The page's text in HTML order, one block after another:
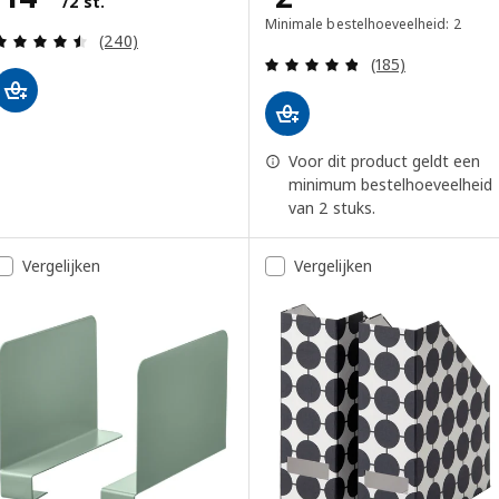
Beoordeling: 4.5 van 5 sterren. Totaal
(240)
Minimale bestelhoeveelheid: 2
Beoordeling:
(185)
Voor dit product geldt een
minimum bestelhoeveelheid
van 2 stuks.
Vergelijken Vergelijken